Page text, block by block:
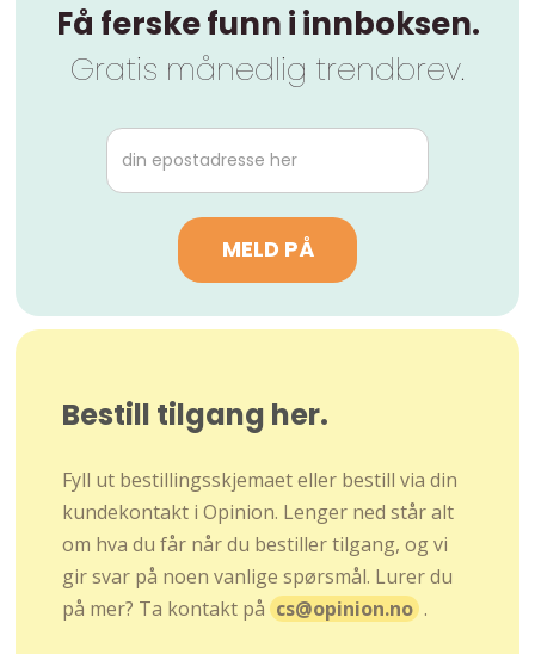
Få ferske funn i innboksen.
Gratis månedlig trendbrev.
Bestill tilgang her.
Fyll ut bestillingsskjemaet eller bestill via din
kundekontakt i Opinion. Lenger ned står alt
om hva du får når du bestiller tilgang, og vi
gir svar på noen vanlige spørsmål. Lurer du
på mer? Ta kontakt på cs@opinion.no .